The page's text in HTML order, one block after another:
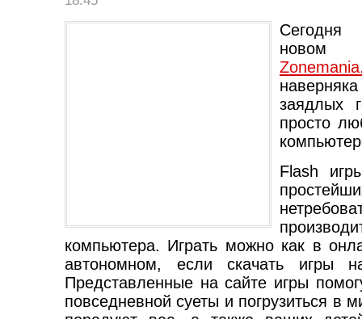
заядлых
просто
Flash
компьютера. Играть можно как в
автономном, если скачать игры
Представленные на сайте игры
повседневной суеты и погрузиться в